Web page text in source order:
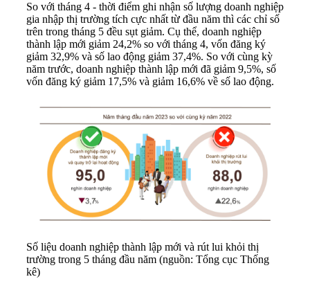
So với tháng 4 - thời điểm ghi nhận số lượng doanh nghiệp
gia nhập thị trường tích cực nhất từ đầu năm thì các chỉ số
trên trong tháng 5 đều sụt giảm. Cụ thể, doanh nghiệp
thành lập mới giảm 24,2% so với tháng 4, vốn đăng ký
giảm 32,9% và số lao động giảm 37,4%. So với cùng kỳ
năm trước, doanh nghiệp thành lập mới đã giảm 9,5%, số
vốn đăng ký giảm 17,5% và giảm 16,6% về số lao động.
Số liệu doanh nghiệp thành lập mới và rút lui khỏi thị
trường trong 5 tháng đầu năm (nguồn: Tổng cục Thống
kê)